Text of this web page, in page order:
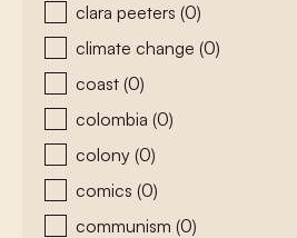
clara peeters (0)
climate change (0)
coast (0)
colombia (0)
colony (0)
comics (0)
communism (0)